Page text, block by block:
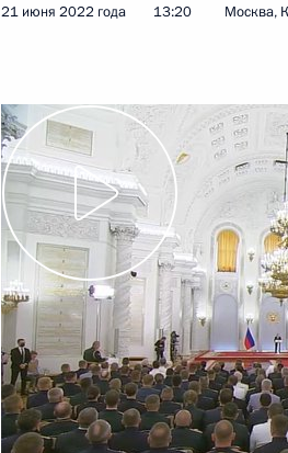
29 июня 2022 года, 12:00 Ашхабад
28 июня 2022 года, вторник
Встреча с Президентом
28 июня 2022 года, 17:00 Душанбе
27 июня 2022 года,
Телефонный разговор с
Болсонаро
27 июня 2022 года, 18:25
21 июня 2022 года 13:20 Москва,